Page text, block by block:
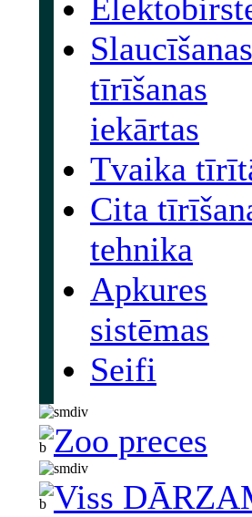
tīrīšanas
iekārtas
Tvaika
Cita
tehnika
Apkures
sistēmas
Seifi
Zoo preces
Viss